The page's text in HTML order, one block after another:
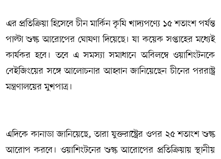
এর প্রতিক্রিয়া হিসেবে চীন মার্কিন কৃষি খাদ্যপণ্যে ১৫ শতাংশ পর্যন্ত
পাল্টা শুল্ক আরোপের ঘোষণা দিয়েছে। যা কয়েক সপ্তাহের মধ্যেই
কার্যকর হবে। তবে এ সমস্যা সমাধানে অবিলম্বে ওয়াশিংটনকে
বেইজিংয়ের সঙ্গে আলোচনার আহ্বান জানিয়েছেন চীনের পররাষ্ট্র
মন্ত্রণালয়ের মুখপাত্র।
এদিকে কানাডা জানিয়েছে, তারা যুক্তরাষ্ট্রের ওপর ২৫ শতাংশ শুল্ক
আরোপ করবে। ওয়াশিংটনের শুল্ক আরোপের প্রতিক্রিয়ায় স্থানীয়